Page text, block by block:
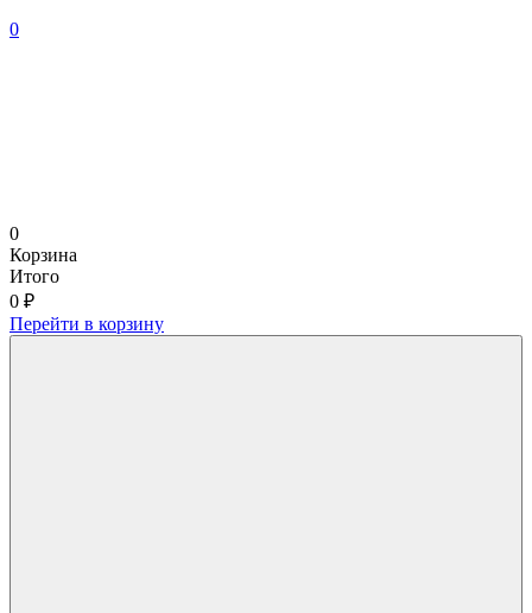
0
0
Корзина
Итого
0 ₽
Перейти в корзину